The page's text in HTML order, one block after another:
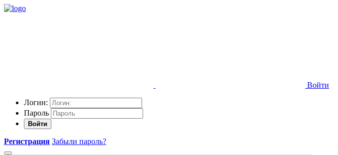
Войти
Логин:
Пароль
Войти
Регистрация Забыли пароль?